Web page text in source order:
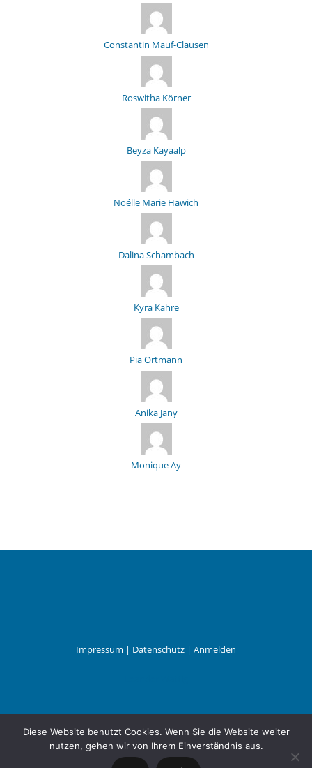
Constantin Mauf-Clausen
Roswitha Körner
Beyza Kayaalp
Noélle Marie Hawich
Dalina Schambach
Kyra Kahre
Pia Ortmann
Anika Jany
Monique Ay
Impressum | Datenschutz | Anmelden
Diese Website benutzt Cookies. Wenn Sie die Website weiter
nutzen, gehen wir von Ihrem Einverständnis aus.